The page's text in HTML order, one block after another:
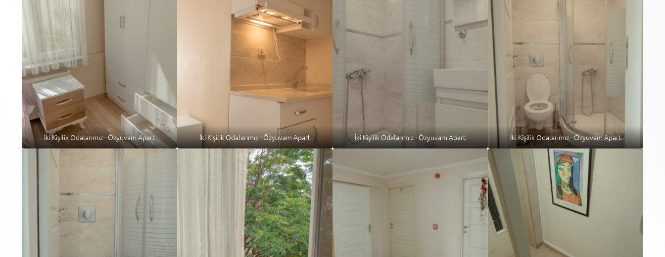
İki Kişilik Odalarımız - Özyuvam Apart İki Kişilik Odalarımız - Özyuvam Apart İki Kişilik Odalarımız - Özyuvam Apart İki Kişilik Odalarımız - Özyuvam Apart